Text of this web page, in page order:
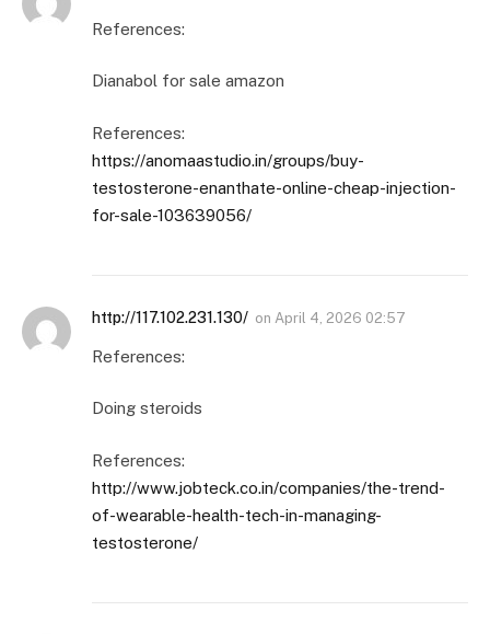
References:
Dianabol for sale amazon
References:
https://anomaastudio.in/groups/buy-
testosterone-enanthate-online-cheap-injection-
for-sale-103639056/
http://117.102.231.130/ on April 4, 2026 02:57
References:
Doing steroids
References:
http://www.jobteck.co.in/companies/the-trend-
of-wearable-health-tech-in-managing-
testosterone/